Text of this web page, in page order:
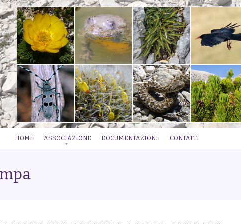
HOME ASSOCIAZIONE DOCUMENTAZIONE CONTATTI